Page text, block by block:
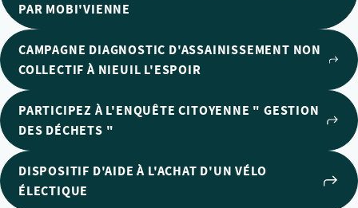
PAR MOBI'VIENNE
CAMPAGNE DIAGNOSTIC D'ASSAINISSEMENT NON
COLLECTIF À NIEUIL L'ESPOIR
PARTICIPEZ À L'ENQUÊTE CITOYENNE " GESTION
DES DÉCHETS "
DISPOSITIF D'AIDE À L'ACHAT D'UN VÉLO
ÉLECTIQUE